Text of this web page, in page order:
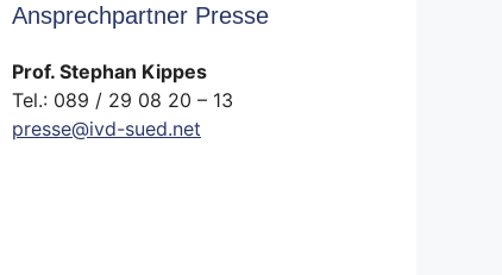
Ansprechpartner Presse
Prof. Stephan Kippes
Tel.: 089 / 29 08 20 – 13
presse@ivd-sued.net